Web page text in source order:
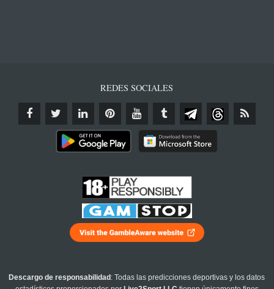
REDES SOCIALES
Descargo de responsabilidad : Todas las predicciones deportivas y los datos